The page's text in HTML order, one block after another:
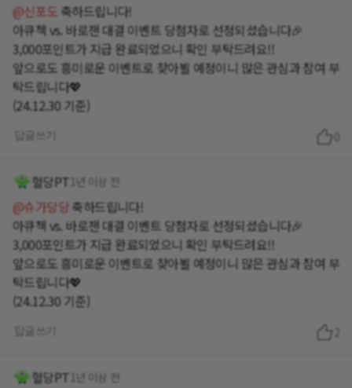
@신포도 축하드립니다!
아큐첵 vs. 바로잰 대결 이벤트 당첨자로 선정되셨습니다🎉
3,000포인트가 지급 완료되었으니 확인 부탁드려요!!
앞으로도 흥미로운 이벤트로 찾아뵐 예정이니 많은 관심과 참여 부
탁드립니다💖
(24.12.30 기준)
답글쓰기
혈당PT 1년 이상 전
@슈가당당축하드립니다!
아큐첵 vs. 바로잰 대결 이벤트 당첨자로 선정되셨습니다🎉
3,000포인트가 지급 완료되었으니 확인 부탁드려요!!
앞으로도 흥미로운 이벤트로 찾아뵐 예정이니 많은 관심과 참여 부
탁드립니다💖
(24.12.30 기준)
답글쓰기 2
혈당PT 1년 이상 전